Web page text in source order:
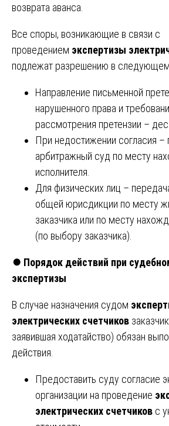
возврата аванса.
Все споры, возникающие в связи с
проведением экспертизы
подлежат разрешению в следующем
Направление письменной
нарушенного права и
рассмотрения претензии –
При недостижении согласия –
арбитражный суд по месту
исполнителя.
Для физических лиц –
общей юрисдикции по месту
заказчика или по месту
(по выбору заказчика).
⏺️ Порядок действий при
экспертизы
В случае назначения судом
электрических счетчиков
заявившая ходатайство) обязан
действия.
Предоставить суду согласие
организации на проведение
электрических счетчиков с